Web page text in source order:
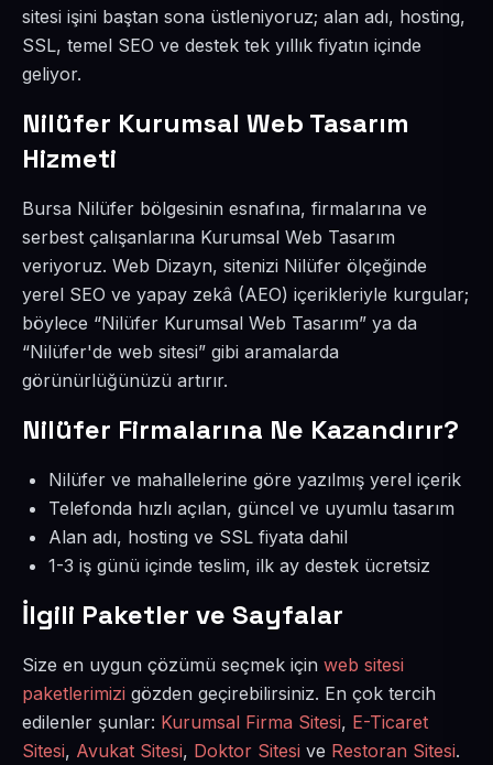
sitesi işini baştan sona üstleniyoruz; alan adı, hosting,
SSL, temel SEO ve destek tek yıllık fiyatın içinde
geliyor.
Nilüfer Kurumsal Web Tasarım
Hizmeti
Bursa Nilüfer bölgesinin esnafına, firmalarına ve
serbest çalışanlarına Kurumsal Web Tasarım
veriyoruz. Web Dizayn, sitenizi Nilüfer ölçeğinde
yerel SEO ve yapay zekâ (AEO) içerikleriyle kurgular;
böylece “Nilüfer Kurumsal Web Tasarım” ya da
“Nilüfer'de web sitesi” gibi aramalarda
görünürlüğünüzü artırır.
Nilüfer Firmalarına Ne Kazandırır?
Nilüfer ve mahallelerine göre yazılmış yerel içerik
Telefonda hızlı açılan, güncel ve uyumlu tasarım
Alan adı, hosting ve SSL fiyata dahil
1-3 iş günü içinde teslim, ilk ay destek ücretsiz
İlgili Paketler ve Sayfalar
Size en uygun çözümü seçmek için web sitesi
paketlerimizi gözden geçirebilirsiniz. En çok tercih
edilenler şunlar: Kurumsal Firma Sitesi, E-Ticaret
Sitesi, Avukat Sitesi, Doktor Sitesi ve Restoran Sitesi.